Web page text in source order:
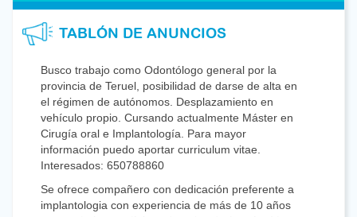
TABLÓN DE ANUNCIOS
Busco trabajo como Odontólogo general por la
provincia de Teruel, posibilidad de darse de alta en
el régimen de autónomos. Desplazamiento en
vehículo propio. Cursando actualmente Máster en
Cirugía oral e Implantología. Para mayor
información puedo aportar curriculum vitae.
Interesados: 650788860
Se ofrece compañero con dedicación preferente a
implantologia con experiencia de más de 10 años